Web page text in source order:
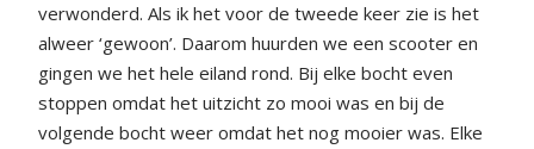
verwonderd. Als ik het voor de tweede keer zie is het
alweer ‘gewoon’. Daarom huurden we een scooter en
gingen we het hele eiland rond. Bij elke bocht even
stoppen omdat het uitzicht zo mooi was en bij de
volgende bocht weer omdat het nog mooier was. Elke